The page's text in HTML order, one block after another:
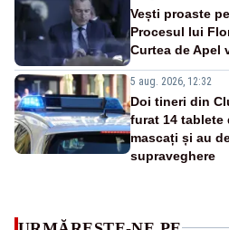
Vești proaste
Procesul lui
Curtea de Apel
5 aug. 2026, 12:32
Doi tineri din
furat 14 tablete
mascați și au
supraveghere